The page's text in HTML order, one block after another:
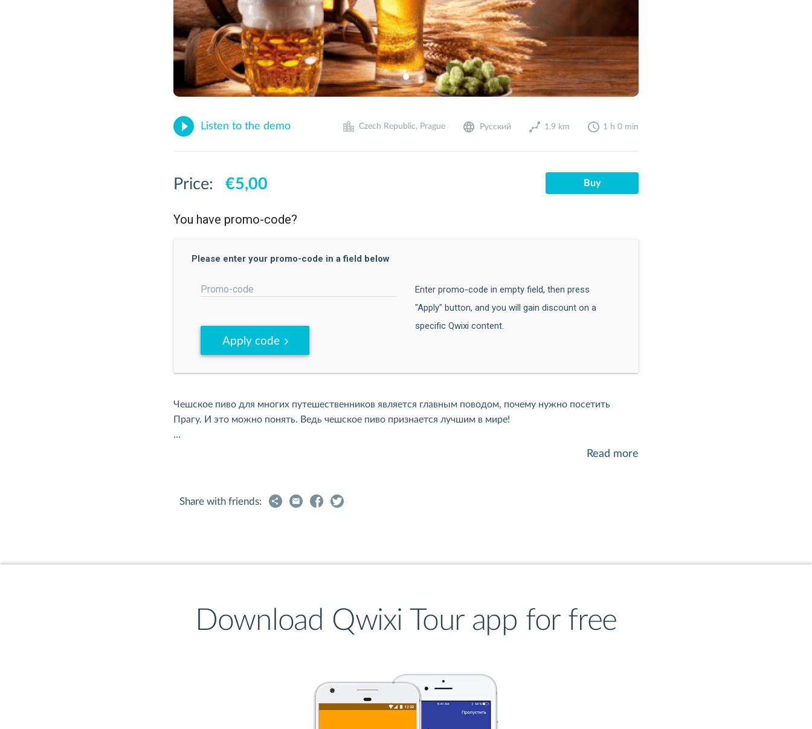
Listen to the demo Czech Republic, Prague Русский 1.9 km 1 h 0 min
Price: €5,00 Buy
You have promo-code?
Please enter your promo-code in a field below
Promo-code
Apply code
Enter promo-code in empty field, then press
"Apply" button, and you will gain discount on a
specific Qwixi content.
Чешское пиво для многих путешественников является главным поводом, почему нужно посетить
Прагу. И это можно понять. Ведь чешское пиво признается лучшим в мире!
пива;
аудиогид в разделе “Полезные ссылки”. Только для читателей нашего путеводителя действуют
специальные условия для его скачивания.
Read more
Share with friends:
Download Qwixi Tour app for free